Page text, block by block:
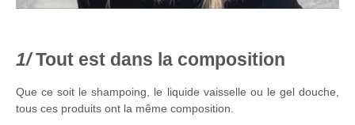
Tout est dans la composition
Que ce soit le shampoing, le liquide vaisselle ou le gel douche,
tous ces produits ont la même composition.